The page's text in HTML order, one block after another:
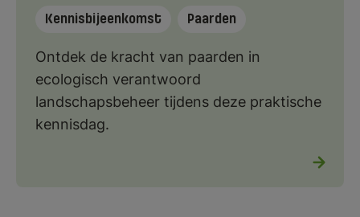
Kennisbijeenkomst Paarden
Ontdek de kracht van paarden in
ecologisch verantwoord
landschapsbeheer tijdens deze praktische
kennisdag.